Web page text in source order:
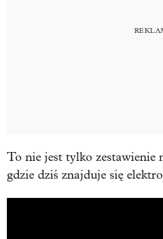
To nie jest tylko zestawienie
gdzie dziś znajduje się